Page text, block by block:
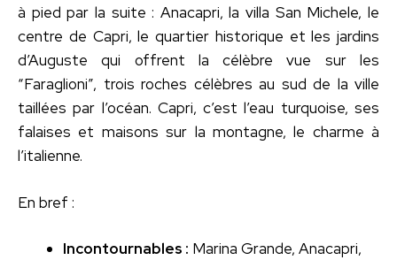
à pied par la suite : Anacapri, la villa San Michele, le
centre de Capri, le quartier historique et les jardins
d’Auguste qui offrent la célèbre vue sur les
“Faraglioni”, trois roches célèbres au sud de la ville
taillées par l’océan. Capri, c’est l’eau turquoise, ses
falaises et maisons sur la montagne, le charme à
l’italienne.
En bref :
Incontournables : Marina Grande, Anacapri,